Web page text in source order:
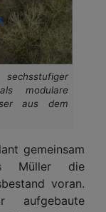
modulare
aus dem
gemeinsam
Müller die
voran.
aufgebaute